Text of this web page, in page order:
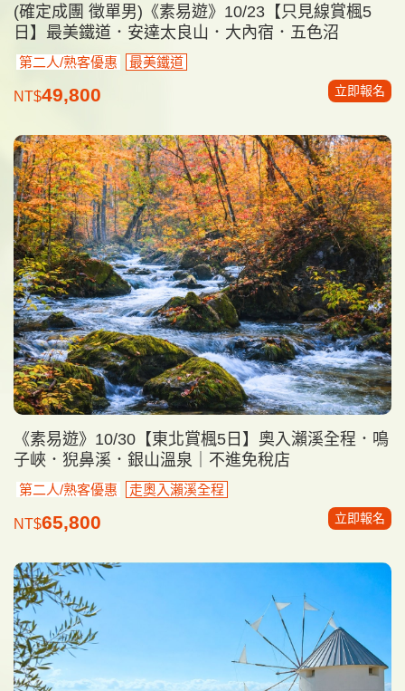
(確定成團 徵單男)《素易遊》10/23【只見線賞楓5
日】最美鐵道．安達太良山．大內宿．五色沼
第二人/熟客優惠 最美鐵道
NT$49,800 立即報名
《素易遊》10/30【東北賞楓5日】奧入瀨溪全程．鳴
子峽．猊鼻溪．銀山溫泉｜不進免稅店
第二人/熟客優惠 走奧入瀨溪全程
NT$65,800 立即報名